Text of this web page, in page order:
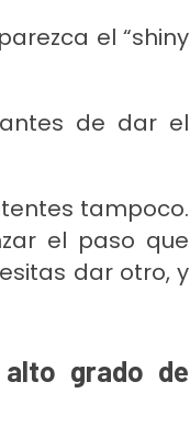
el “shiny
de dar el
tampoco.
el paso que
dar otro, y
grado de